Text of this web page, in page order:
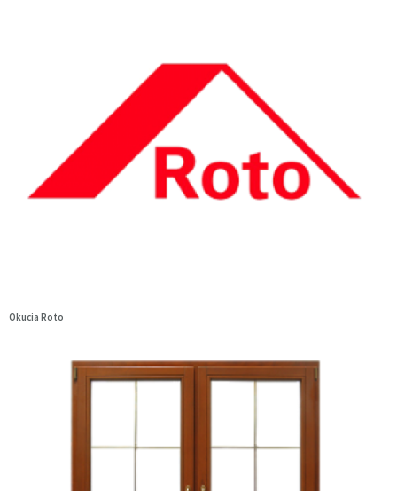
Okucia Roto